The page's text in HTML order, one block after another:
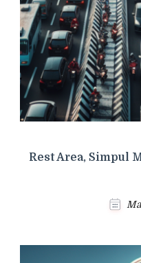
Rest Area, Simpul